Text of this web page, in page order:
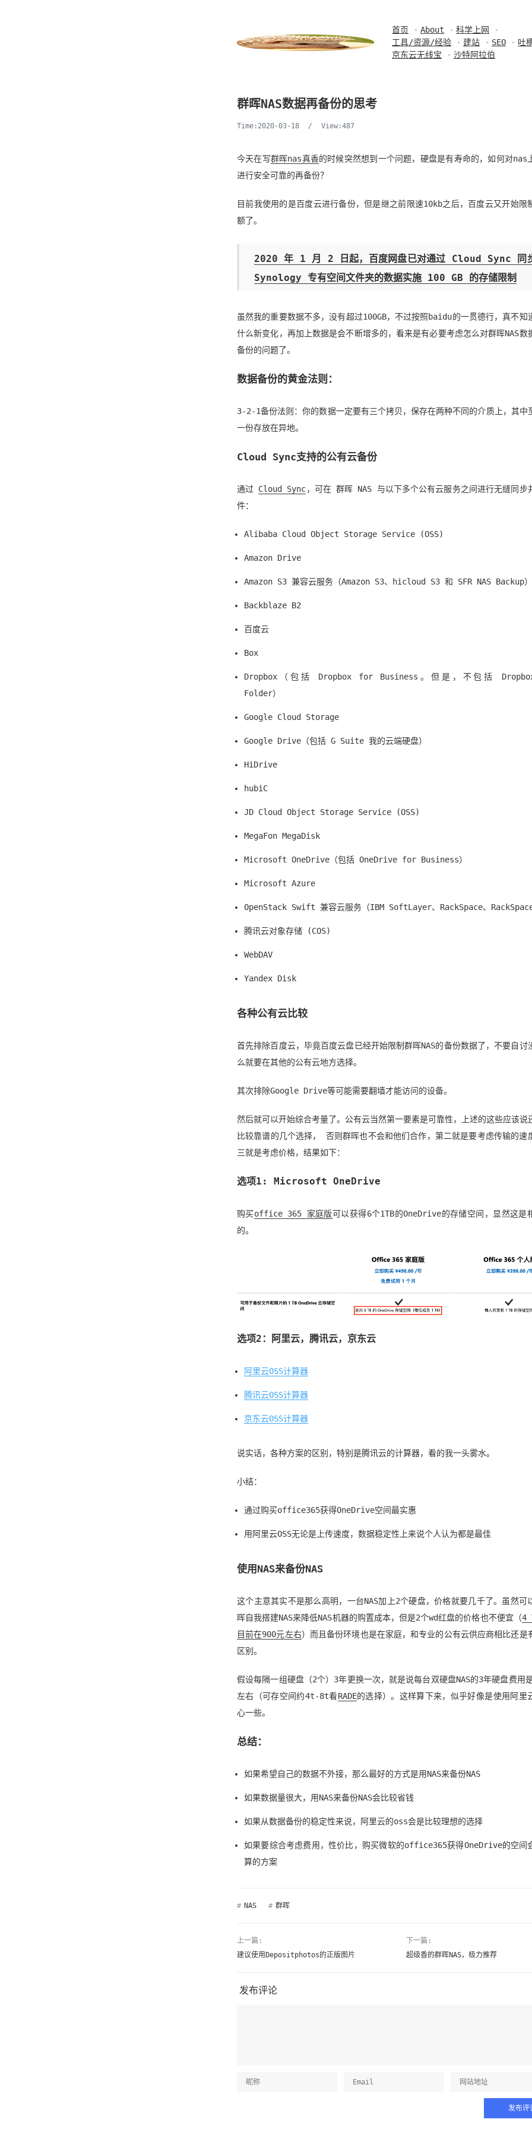
首页 About
科学上网
工具/资源/经验
建站 SEO
吐
京东云无线宝
沙特阿拉伯
群晖NAS数据再备份的思考
Time:2020-03-18 / View:487
今天在写群晖nas真香的时候突然想到一个问题，硬盘是有寿命的，如何对nas
进行安全可靠的再备份？
目前我使用的是百度云进行备份，但是继之前限速10kb之后，百度云又开始限
额了。
2020 年 1 月 2 日起，百度网盘已对通过 Cloud Sync 同
Synology 专有空间文件夹的数据实施 100 GB 的存储限制
虽然我的重要数据不多，没有超过100GB，不过按照baidu的一贯德行，真不知
什么新变化，再加上数据是会不断增多的，看来是有必要考虑怎么对群晖NAS数
备份的问题了。
数据备份的黄金法则：
3-2-1备份法则：你的数据一定要有三个拷贝，保存在两种不同的介质上，其中
一份存放在异地。
Cloud Sync支持的公有云备份
通过 Cloud Sync，可在 群晖 NAS 与以下多个公有云服务之间进行无缝同步
件：
Alibaba Cloud Object Storage Service (OSS)
Amazon Drive
Amazon S3 兼容云服务（Amazon S3、hicloud S3 和 SFR NAS Backup）
Backblaze B2
百度云
Box
Dropbox（包括 Dropbox for Business。但是，不包括
Folder）
Google Cloud Storage
Google Drive（包括 G Suite 我的云端硬盘）
HiDrive
hubiC
JD Cloud Object Storage Service (OSS)
MegaFon MegaDisk
Microsoft OneDrive（包括 OneDrive for Business）
Microsoft Azure
OpenStack Swift 兼容云服务（IBM SoftLayer、RackSpace、RackSpace
腾讯云对象存储 (COS)
WebDAV
Yandex Disk
各种公有云比较
首先排除百度云，毕竟百度云盘已经开始限制群晖NAS的备份数据了，不要自讨
么就要在其他的公有云地方选择。
其次排除Google Drive等可能需要翻墙才能访问的设备。
然后就可以开始综合考量了。公有云当然第一要素是可靠性，上述的这些应该说
比较靠谱的几个选择， 否则群晖也不会和他们合作，第二就是要考虑传输的速
三就是考虑价格，结果如下：
选项1: Microsoft OneDrive
购买office 365 家庭版可以获得6个1TB的OneDrive的存储空间，显然这是
的。
选项2：阿里云，腾讯云，京东云
阿里云OSS计算器
腾讯云OSS计算器
京东云OSS计算器
说实话，各种方案的区别，特别是腾讯云的计算器，看的我一头雾水。
小结：
通过购买office365获得OneDrive空间最实惠
用阿里云OSS无论是上传速度，数据稳定性上来说个人认为都是最佳
使用NAS来备份NAS
这个主意其实不是那么高明，一台NAS加上2个硬盘，价格就要几千了。虽然可
晖自我搭建NAS来降低NAS机器的购置成本，但是2个wd红盘的价格也不便宜（4
目前在900元左右）而且备份环境也是在家庭，和专业的公有云供应商相比还是
区别。
假设每隔一组硬盘（2个）3年更换一次，就是说每台双硬盘NAS的3年硬盘费用
左右（可存空间约4t-8t看RADE的选择）。这样算下来，似乎好像是使用阿里
心一些。
总结：
如果希望自己的数据不外接，那么最好的方式是用NAS来备份NAS
如果数据量很大，用NAS来备份NAS会比较省钱
如果从数据备份的稳定性来说，阿里云的oss会是比较理想的选择
如果要综合考虑费用，性价比，购买微软的office365获得OneDrive的空间
算的方案
# NAS # 群晖
上一篇:
建议使用Depositphotos的正版图片
下一篇:
超级香的群晖NAS，极力推荐
发布评论